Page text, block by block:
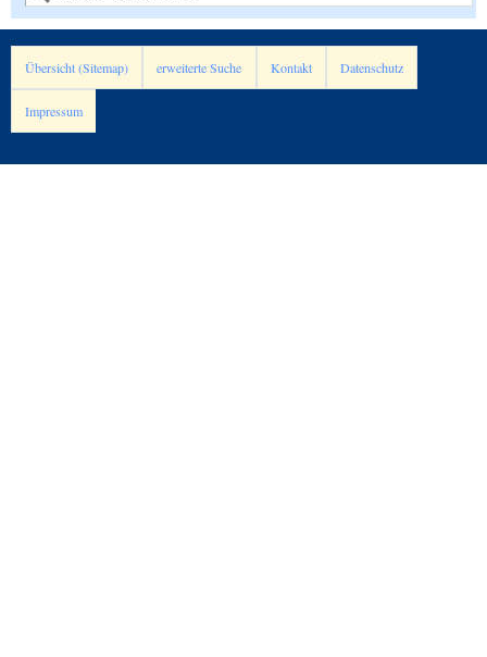
Übersicht (Sitemap) erweiterte Suche Kontakt Datenschutz
Impressum